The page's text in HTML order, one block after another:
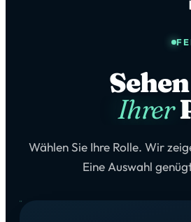
Ihrer
Wählen Sie Ihre Rolle. Wir
Eine Auswahl